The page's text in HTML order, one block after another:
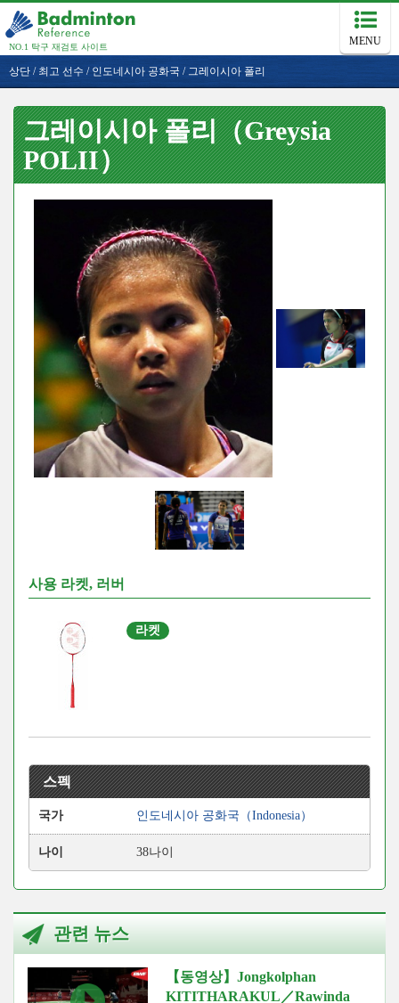
NO.1 탁구 재검토 사이트 MENU
상단 / 최고 선수 / 인도네시아 공화국 / 그레이시아 폴리
그레이시아 폴리（Greysia
POLII）
사용 라켓, 러버
라켓
스펙
국가 인도네시아 공화국（Indonesia）
나이 38나이
관련 뉴스
【동영상】Jongkolphan
KITITHARAKUL／Rawinda